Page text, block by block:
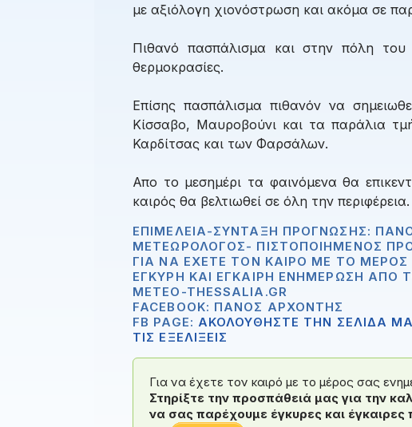
με αξιόλογη χιονόστρωση και ακόμα σε
Πιθανό πασπάλισμα και στην πόλη
θερμοκρασίες.
Επίσης πασπάλισμα πιθανόν να
Κίσσαβο, Μαυροβούνι και τα παράλια
Καρδίτσας και των Φαρσάλων.
Απο το μεσημέρι τα φαινόμενα θα
καιρός θα βελτιωθεί σε όλη την περιφέρεια.
ΕΠΙΜΈΛΕΙΑ-ΣΎΝΤΑΞΗ ΠΡΌΓΝΩΣΗΣ:
ΜΕΤΕΩΡΟΛΌΓΟΣ- ΠΙΣΤΟΠΟΙΗΜΈΝΟΣ
ΓΙΑ ΝΑ ΈΧΕΤΕ ΤΟΝ ΚΑΙΡΌ ΜΕ ΤΟ
ΈΓΚΥΡΗ ΚΑΙ ΈΓΚΑΙΡΗ ΕΝΗΜΈΡΩΣΗ ΑΠΟ
METEO-THESSALIA.GR
FACEBOOK: ΠΆΝΟΣ ΑΡΧΟΝΤΉΣ
FB PAGE: ΑΚΟΛΟΥΘΗΣΤΕ ΤΗΝ ΣΕΛΙΔΑ
ΤΙΣ ΕΞΕΛΙΞΕΙΣ
Για να έχετε τον καιρό με το μέρος σας
Στηρίξτε την προσπάθειά μας για την
να σας παρέχουμε έγκυρες και έγκαιρες